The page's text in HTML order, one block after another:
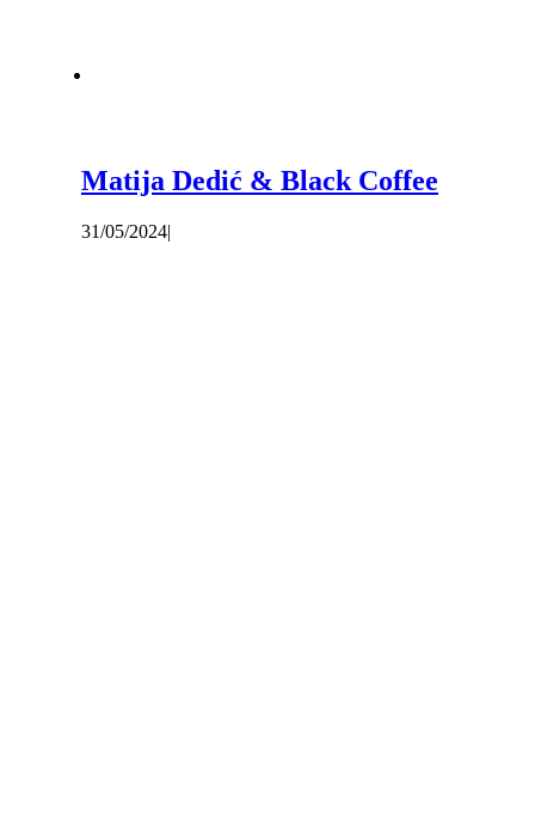
Matija Dedić & Black Coffee
31/05/2024|